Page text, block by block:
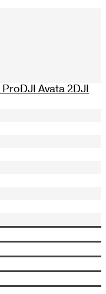
ProDJI Avata 2DJI